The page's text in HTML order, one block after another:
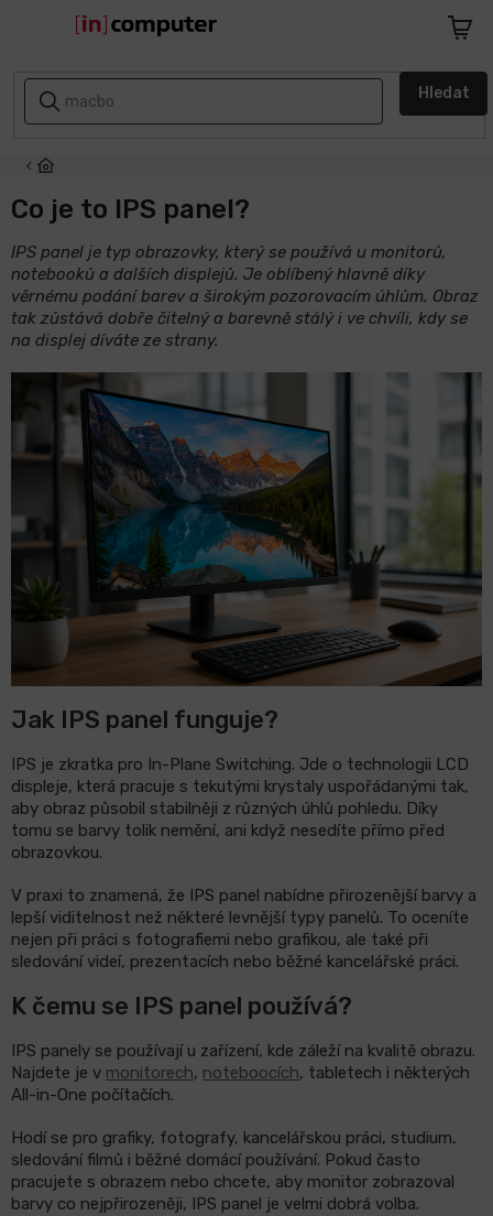
Hledat
AKCE
SLEVY
DO
ŠKOLY
Notebooky
Počítače
Telefony
tablety
LCD
Příslušenství
Značky
Co je to IPS panel?
IPS panel je typ obrazovky, který se používá u monitorů,
notebooků a dalších displejů. Je oblíbený hlavně díky
věrnému podání barev a širokým pozorovacím úhlům. Obraz
tak zůstává dobře čitelný a barevně stálý i ve chvíli, kdy se
na displej díváte ze strany.
Jak IPS panel funguje?
IPS je zkratka pro In-Plane Switching. Jde o technologii LCD
displeje, která pracuje s tekutými krystaly uspořádanými tak,
aby obraz působil stabilněji z různých úhlů pohledu. Díky
tomu se barvy tolik nemění, ani když nesedíte přímo před
obrazovkou.
V praxi to znamená, že IPS panel nabídne přirozenější barvy a
lepší viditelnost než některé levnější typy panelů. To oceníte
nejen při práci s fotografiemi nebo grafikou, ale také při
sledování videí, prezentacích nebo běžné kancelářské práci.
K čemu se IPS panel používá?
IPS panely se používají u zařízení, kde záleží na kvalitě obrazu.
Najdete je v monitorech, noteboocích, tabletech i některých
All-in-One počítačích.
Hodí se pro grafiky, fotografy, kancelářskou práci, studium,
sledování filmů i běžné domácí používání. Pokud často
pracujete s obrazem nebo chcete, aby monitor zobrazoval
barvy co nejpřirozeněji, IPS panel je velmi dobrá volba.